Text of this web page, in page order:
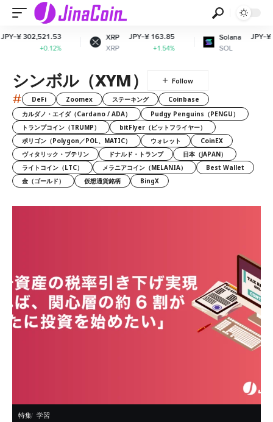
XRP
XRP
JPY-¥ 163.85
Solana
SOL
JPY-¥
シンボル（XYM）
# DeFi Zoomex ステーキング
Coinbase
カルダノ・エイダ（Cardano / ADA）
Pudgy Penguins（PENGU）
トランプコイン（TRUMP）
bitFlyer（ビットフライヤー）
ポリゴン（Polygon／POL、MATIC）
ウォレット
CoinEX
ヴィタリック・ブテリン
ドナルド・トランプ
日本（JAPAN）
ライトコイン（LTC）
メラニアコイン（MELANIA）
Best Wallet
金（ゴールド）
仮想通貨銘柄 BingX
特集 学習